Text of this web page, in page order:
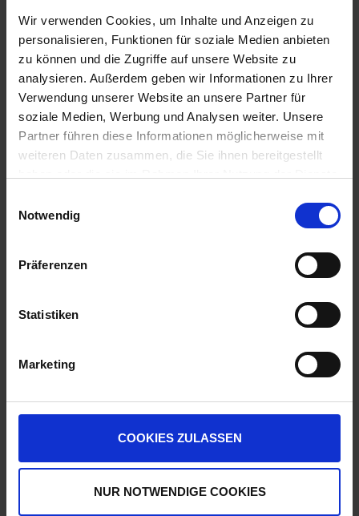
Wir verwenden Cookies, um Inhalte und Anzeigen zu
personalisieren, Funktionen für soziale Medien anbieten
zu können und die Zugriffe auf unsere Website zu
analysieren. Außerdem geben wir Informationen zu Ihrer
Verwendung unserer Website an unsere Partner für
soziale Medien, Werbung und Analysen weiter. Unsere
Partner führen diese Informationen möglicherweise mit
weiteren Daten zusammen, die Sie ihnen bereitgestellt
Notwendig
Präferenzen
Statistiken
Marketing
COOKIES ZULASSEN
NUR NOTWENDIGE COOKIES
IN DEN
WARENKORB
IN DEN
WARENKORB
Anmelden für Ihren persönlichen Preis
59,21 € / St
70,46 €
inkl. 19% MwSt.
Verfügbar
Menge
QTY_CONTROL_DECREASE
Herstellerinformationen (GPSR)